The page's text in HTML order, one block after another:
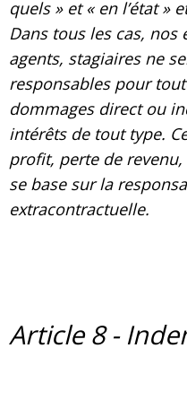
quels » et « en l’état »
Dans tous les cas, nos
agents, stagiaires ne
responsables pour
dommages direct ou
intérêts de tout type.
profit, perte de
se base sur la
extracontractuelle.
Article 8 -